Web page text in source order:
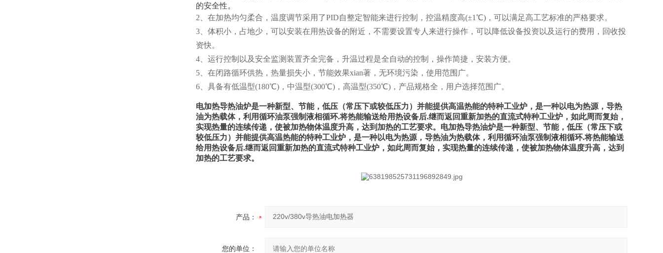
的安全性。
2、在加热均匀柔合，温度调节采用了PID自整定智能来进行控制，控温精度高(±1℃)，可以满足高工艺标准的严格要求。
3、体积小，占地少，可以安装在用热设备的附近，不需要设置专人来进行操作，可以降低设备投资以及运行的费用，回收投
资快。
4、运行控制以及安全监测装置齐全完备，升温过程是全自动的控制，操作简捷，安装方便。
5、在闭路循环供热，热量损失小，节能效果xian著，无环境污染，使用范围广。
6、具备有低温型(180℃)，中温型(300℃)，高温型(350℃)，产品规格全，用户选择范围广。
电加热导热油炉是一种新型、节能，低压（常压下或较低压力）并能提供高温热能的特种工业炉，是一种以电为热源，导热
油为热载体，利用循环油泵强制液相循环.将热能输送给用热设备后.继而返回重新加热的直流式特种工业炉，如此周而复始，
实现热量的连续传递，使被加热物体温度升高，达到加热的工艺要求。电加热导热油炉是一种新型、节能，低压（常压下或
较低压力）并能提供高温热能的特种工业炉，是一种以电为热源，导热油为热载体，利用循环油泵强制液相循环.将热能输送
给用热设备后.继而返回重新加热的直流式特种工业炉，如此周而复始，实现热量的连续传递，使被加热物体温度升高，达到
加热的工艺要求。
产品：
您的单位：